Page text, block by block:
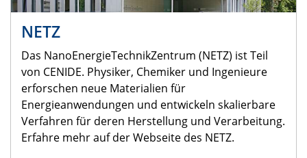
NETZ
Das NanoEnergieTechnikZentrum (NETZ) ist Teil
von CENIDE. Physiker, Chemiker und Ingenieure
erforschen neue Materialien für
Energieanwendungen und entwickeln skalierbare
Verfahren für deren Herstellung und Verarbeitung.
Erfahre mehr auf der Webseite des NETZ.